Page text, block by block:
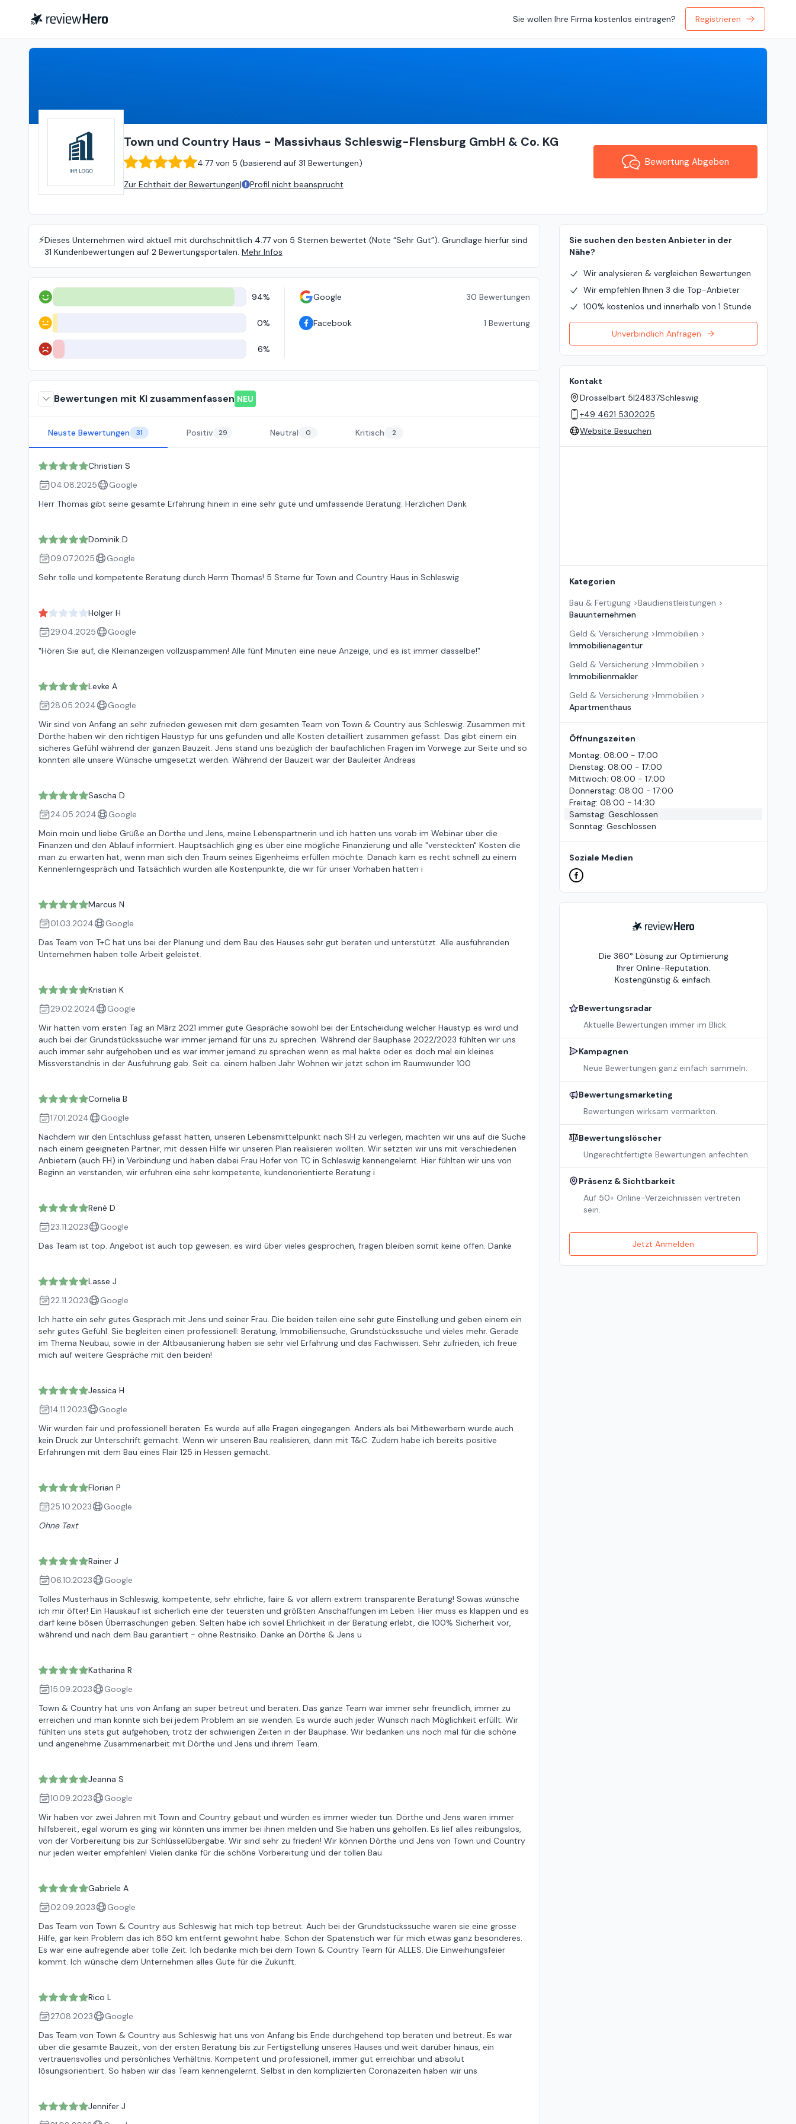
Sie wollen Ihre Firma kostenlos eintragen? Registrieren
Town und Country Haus - Massivhaus Schleswig-Flensburg GmbH & Co. KG
4.77 von 5 (basierend auf 31 Bewertungen)
Zur Echtheit der Bewertungen| Profil nicht beansprucht
Bewertung Abgeben
⚡️Dieses Unternehmen wird aktuell mit durchschnittlich 4.77 von 5 Sternen bewertet (Note “Sehr Gut”). Grundlage hierfür sind
31 Kundenbewertungen auf 2 Bewertungsportalen. Mehr Infos
Positiv 94%
Neutral 0%
Negativ 6%
Google 30 Bewertungen
Facebook 1 Bewertung
Bewertungen mit KI zusammenfassen NEU
Neuste Bewertungen 31 Positiv 29 Neutral 0 Kritisch 2
Christian S
04.08.2025
Google
Herr Thomas gibt seine gesamte Erfahrung hinein in eine sehr gute und umfassende Beratung. Herzlichen Dank
Dominik D
09.07.2025
Google
Sehr tolle und kompetente Beratung durch Herrn Thomas! 5 Sterne für Town and Country Haus in Schleswig
Holger H
29.04.2025
Google
"Hören Sie auf, die Kleinanzeigen vollzuspammen! Alle fünf Minuten eine neue Anzeige, und es ist immer dasselbe!"
Levke A
28.05.2024
Google
Wir sind von Anfang an sehr zufrieden gewesen mit dem gesamten Team von Town & Country aus Schleswig. Zusammen mit
Dörthe haben wir den richtigen Haustyp für uns gefunden und alle Kosten detailliert zusammen gefasst. Das gibt einem ein
sicheres Gefühl während der ganzen Bauzeit. Jens stand uns bezüglich der baufachlichen Fragen im Vorwege zur Seite und so
konnten alle unsere Wünsche umgesetzt werden. Während der Bauzeit war der Bauleiter Andreas
Sascha D
24.05.2024
Google
Moin moin und liebe Grüße an Dörthe und Jens, meine Lebenspartnerin und ich hatten uns vorab im Webinar über die
Finanzen und den Ablauf informiert. Hauptsächlich ging es über eine mögliche Finanzierung und alle "versteckten" Kosten die
man zu erwarten hat, wenn man sich den Traum seines Eigenheims erfüllen möchte. Danach kam es recht schnell zu einem
Kennenlerngespräch und Tatsächlich wurden alle Kostenpunkte, die wir für unser Vorhaben hatten i
Marcus N
01.03.2024
Google
Das Team von T+C hat uns bei der Planung und dem Bau des Hauses sehr gut beraten und unterstützt. Alle ausführenden
Unternehmen haben tolle Arbeit geleistet.
Kristian K
29.02.2024
Google
Wir hatten vom ersten Tag an März 2021 immer gute Gespräche sowohl bei der Entscheidung welcher Haustyp es wird und
auch bei der Grundstückssuche war immer jemand für uns zu sprechen. Während der Bauphase 2022/2023 fühlten wir uns
auch immer sehr aufgehoben und es war immer jemand zu sprechen wenn es mal hakte oder es doch mal ein kleines
Missverständnis in der Ausführung gab. Seit ca. einem halben Jahr Wohnen wir jetzt schon im Raumwunder 100
Cornelia B
17.01.2024
Google
Nachdem wir den Entschluss gefasst hatten, unseren Lebensmittelpunkt nach SH zu verlegen, machten wir uns auf die Suche
nach einem geeigneten Partner, mit dessen Hilfe wir unseren Plan realisieren wollten. Wir setzten wir uns mit verschiedenen
Anbietern (auch FH) in Verbindung und haben dabei Frau Hofer von TC in Schleswig kennengelernt. Hier fühlten wir uns von
Beginn an verstanden, wir erfuhren eine sehr kompetente, kundenorientierte Beratung i
René D
23.11.2023
Google
Das Team ist top. Angebot ist auch top gewesen. es wird über vieles gesprochen, fragen bleiben somit keine offen. Danke
Lasse J
22.11.2023
Google
Ich hatte ein sehr gutes Gespräch mit Jens und seiner Frau. Die beiden teilen eine sehr gute Einstellung und geben einem ein
sehr gutes Gefühl. Sie begleiten einen professionell: Beratung, Immobiliensuche, Grundstückssuche und vieles mehr. Gerade
im Thema Neubau, sowie in der Altbausanierung haben sie sehr viel Erfahrung und das Fachwissen. Sehr zufrieden, ich freue
mich auf weitere Gespräche mit den beiden!
Jessica H
14.11.2023
Google
Wir wurden fair und professionell beraten. Es wurde auf alle Fragen eingegangen. Anders als bei Mitbewerbern wurde auch
kein Druck zur Unterschrift gemacht. Wenn wir unseren Bau realisieren, dann mit T&C. Zudem habe ich bereits positive
Erfahrungen mit dem Bau eines Flair 125 in Hessen gemacht.
Florian P
25.10.2023
Google
Ohne Text
Rainer J
06.10.2023
Google
Tolles Musterhaus in Schleswig, kompetente, sehr ehrliche, faire & vor allem extrem transparente Beratung! Sowas wünsche
ich mir öfter! Ein Hauskauf ist sicherlich eine der teuersten und größten Anschaffungen im Leben. Hier muss es klappen und es
darf keine bösen Überraschungen geben. Selten habe ich soviel Ehrlichkeit in der Beratung erlebt, die 100% Sicherheit vor,
während und nach dem Bau garantiert - ohne Restrisiko. Danke an Dörthe & Jens u
Katharina R
15.09.2023
Google
Town & Country hat uns von Anfang an super betreut und beraten. Das ganze Team war immer sehr freundlich, immer zu
erreichen und man konnte sich bei jedem Problem an sie wenden. Es wurde auch jeder Wunsch nach Möglichkeit erfüllt. Wir
fühlten uns stets gut aufgehoben, trotz der schwierigen Zeiten in der Bauphase. Wir bedanken uns noch mal für die schöne
und angenehme Zusammenarbeit mit Dörthe und Jens und ihrem Team.
Jeanna S
10.09.2023
Google
Wir haben vor zwei Jahren mit Town and Country gebaut und würden es immer wieder tun. Dörthe und Jens waren immer
hilfsbereit, egal worum es ging wir könnten uns immer bei ihnen melden und Sie haben uns geholfen. Es lief alles reibungslos,
von der Vorbereitung bis zur Schlüsselübergabe. Wir sind sehr zu frieden! Wir können Dörthe und Jens von Town und Country
nur jeden weiter empfehlen! Vielen danke für die schöne Vorbereitung und der tollen Bau
Gabriele A
02.09.2023
Google
Das Team von Town & Country aus Schleswig hat mich top betreut. Auch bei der Grundstückssuche waren sie eine grosse
Hilfe, gar kein Problem das ich 850 km entfernt gewohnt habe. Schon der Spatenstich war für mich etwas ganz besonderes.
Es war eine aufregende aber tolle Zeit. Ich bedanke mich bei dem Town & Country Team für ALLES. Die Einweihungsfeier
kommt. Ich wünsche dem Unternehmen alles Gute für die Zukunft.
Rico L
27.08.2023
Google
Das Team von Town & Country aus Schleswig hat uns von Anfang bis Ende durchgehend top beraten und betreut. Es war
über die gesamte Bauzeit, von der ersten Beratung bis zur Fertigstellung unseres Hauses und weit darüber hinaus, ein
vertrauensvolles und persönliches Verhältnis. Kompetent und professionell, immer gut erreichbar und absolut
lösungsorientiert. So haben wir das Team kennengelernt. Selbst in den komplizierten Coronazeiten haben wir uns
Jennifer J
Sie suchen den besten Anbieter in der
Nähe?
Wir analysieren & vergleichen Bewertungen
Wir empfehlen Ihnen 3 die Top-Anbieter
100% kostenlos und innerhalb von 1 Stunde
Unverbindlich Anfragen
Kontakt
Drosselbart 5|24837Schleswig
+49 4621 5302025
Website Besuchen
Kategorien
Bau & Fertigung >Baudienstleistungen >
Bauunternehmen
Geld & Versicherung >Immobilien >
Immobilienagentur
Geld & Versicherung >Immobilien >
Immobilienmakler
Geld & Versicherung >Immobilien >
Apartmenthaus
Öffnungszeiten
Montag: 08:00 - 17:00
Dienstag: 08:00 - 17:00
Mittwoch: 08:00 - 17:00
Donnerstag: 08:00 - 17:00
Freitag: 08:00 - 14:30
Samstag: Geschlossen
Sonntag: Geschlossen
Soziale Medien
ReviewHero
Die 360° Lösung zur Optimierung
Ihrer Online-Reputation.
Kostengünstig & einfach.
Bewertungsradar
Aktuelle Bewertungen immer im Blick.
Kampagnen
Neue Bewertungen ganz einfach sammeln.
Bewertungsmarketing
Bewertungen wirksam vermarkten.
Bewertungslöscher
Ungerechtfertigte Bewertungen anfechten.
Präsenz & Sichtbarkeit
Auf 50+ Online-Verzeichnissen vertreten
sein.
Jetzt Anmelden